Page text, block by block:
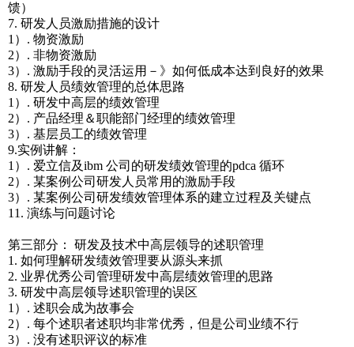
馈）
7. 研发人员激励措施的设计
1）. 物资激励
2）. 非物资激励
3）. 激励手段的灵活运用－》如何低成本达到良好的效果
8. 研发人员绩效管理的总体思路
1）. 研发中高层的绩效管理
2）. 产品经理＆职能部门经理的绩效管理
3）. 基层员工的绩效管理
9.实例讲解：
1）. 爱立信及ibm 公司的研发绩效管理的pdca 循环
2）. 某案例公司研发人员常用的激励手段
3）. 某案例公司研发绩效管理体系的建立过程及关键点
11. 演练与问题讨论
第三部分： 研发及技术中高层领导的述职管理
1. 如何理解研发绩效管理要从源头来抓
2. 业界优秀公司管理研发中高层绩效管理的思路
3. 研发中高层领导述职管理的误区
1）. 述职会成为故事会
2）. 每个述职者述职均非常优秀，但是公司业绩不行
3）. 没有述职评议的标准